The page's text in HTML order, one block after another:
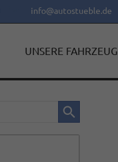
info@autostueble.de
UNSERE